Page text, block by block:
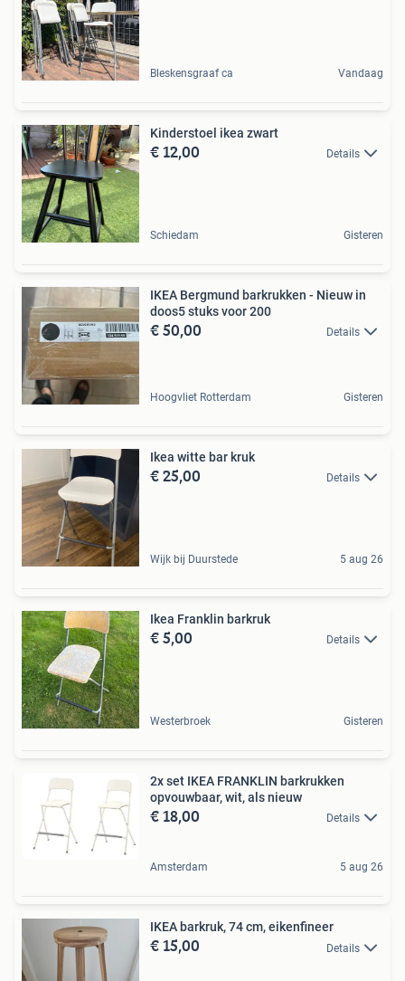
Bleskensgraaf ca Vandaag
Kinderstoel ikea zwart
€ 12,00 Details
Schiedam Gisteren
IKEA Bergmund barkrukken - Nieuw in
doos5 stuks voor 200
€ 50,00 Details
Hoogvliet Rotterdam Gisteren
Ikea witte bar kruk
€ 25,00 Details
Wijk bij Duurstede 5 aug 26
Ikea Franklin barkruk
€ 5,00 Details
Westerbroek Gisteren
2x set IKEA FRANKLIN barkrukken
opvouwbaar, wit, als nieuw
€ 18,00 Details
Amsterdam 5 aug 26
IKEA barkruk, 74 cm, eikenfineer
€ 15,00 Details